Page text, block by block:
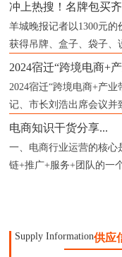
羊城晚报记者以1300元的
获得吊牌、盒子、袋子、
据上
2024宿迁“跨境电商+
2024宿迁“跨境电商+产
记、市长刘浩出席会议并
示
电商知识干货分享...
一、电商行业运营的核心
链+推广+服务+团队的一
Supply Information供应